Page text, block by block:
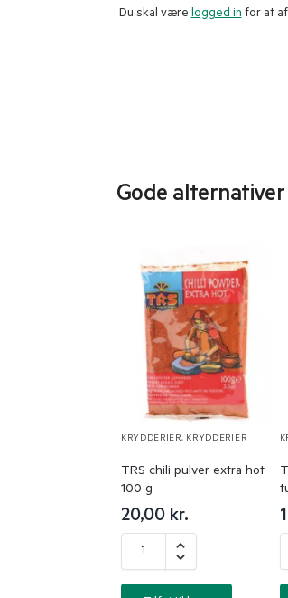
Du skal værelogged infor at
Gode
KRYDDERIER, KRYDDERIER
TRS chili pulver extra hot
100 g
20,00 kr.